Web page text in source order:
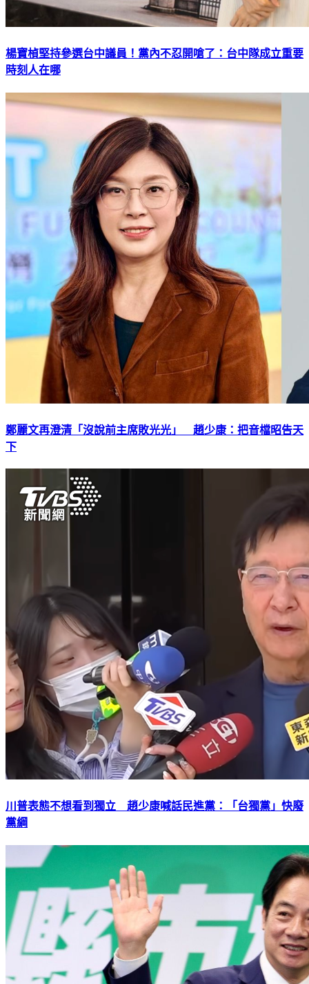
楊寶楨堅持參選台中議員！黨內不忍開嗆了：台中隊成立重要
時刻人在哪
鄭麗文再澄清「沒說前主席敗光光」 趙少康：把音檔昭告天
下
川普表態不想看到獨立 趙少康喊話民進黨：「台獨黨」快廢
黨綱